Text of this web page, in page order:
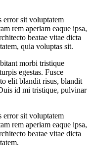
error sit voluptatem
rem aperiam eaque ipsa,
beatae vitae dicta
quia voluptas sit.
morbi tristique
egestas. Fusce
elit blandit risus, blandit
id mi tristique, pulvinar
error sit voluptatem
rem aperiam eaque ipsa,
beatae vitae dicta